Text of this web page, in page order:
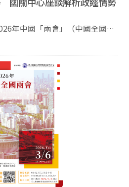
重要基礎。 邵玉銘主任
社會責任、新聞自由、外交教
，將長久銘刻人心。國關中心亦
學術研究與政策對話，發揮智庫
｜
nccuiir Instagram｜
nccu_iir YouTube｜
支持國關｜
Detail?
協商會議全國委員會）登場，
動態、及「十五五規劃」的審議
治大學國際關係研究中心（以下
（6）日上午舉辦座談會，邀集
兩岸關係等面向進行分析，探討
其對區域局勢可能帶來的影響。
任、東亞研究所特聘教授王信賢
系與東亞研究所特聘教授寇健
主任陳至潔、副研究員曾偉峯，
研究所研究員兼所長劉孟俊。
近期多次以「很不平凡」、「很
發展，顯示其對當前戰略環境的
判斷不僅出現在國務院總理李強